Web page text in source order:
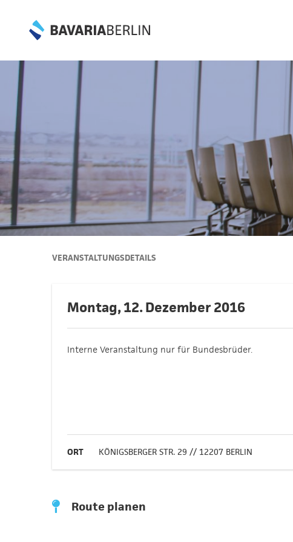
VERANSTALTUNGSDETAILS
Montag, 12. Dezember 2016
Interne Veranstaltung nur für Bundesbrüder.
ORT KÖNIGSBERGER STR. 29 // 12207 BERLIN
Route planen